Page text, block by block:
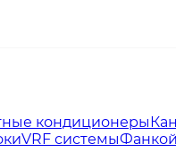
кондиционеры
VRF системы